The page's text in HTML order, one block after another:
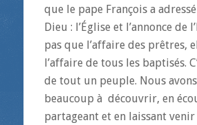
que le pape François a
Dieu : l’Église et l’annonce de
pas que l’affaire des prêtres,
l’affaire de tous les baptisés.
de tout un peuple. Nous
beaucoup à découvrir, en
partageant et en laissant venir